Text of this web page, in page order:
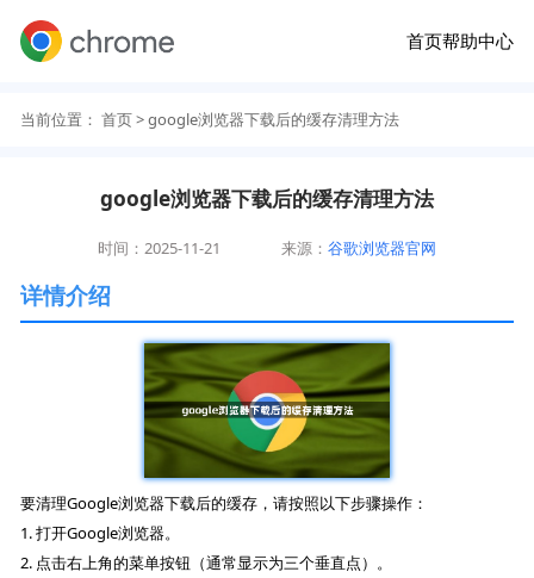
首页帮助中心
当前位置： 首页> google浏览器下载后的缓存清理方法
google浏览器下载后的缓存清理方法
时间：2025-11-21 来源：谷歌浏览器官网
详情介绍
要清理Google浏览器下载后的缓存，请按照以下步骤操作：
1. 打开Google浏览器。
2. 点击右上角的菜单按钮（通常显示为三个垂直点）。